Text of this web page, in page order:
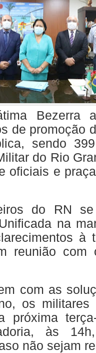
Bezerra
de promoção
sendo
do Rio
oficiais e
do RN
na
à
reunião com
com as
os militares
próxima
às
não sejam